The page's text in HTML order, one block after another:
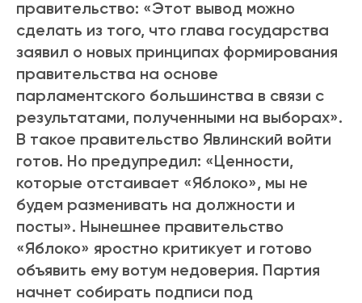
правительство: «Этот вывод можно
сделать из того, что глава государства
заявил о новых принципах формирования
правительства на основе
парламентского большинства в связи с
результатами, полученными на выборах».
В такое правительство Явлинский войти
готов. Но предупредил: «Ценности,
которые отстаивает «Яблоко», мы не
будем разменивать на должности и
посты». Нынешнее правительство
«Яблоко» яростно критикует и готово
объявить ему вотум недоверия. Партия
начнет собирать подписи под